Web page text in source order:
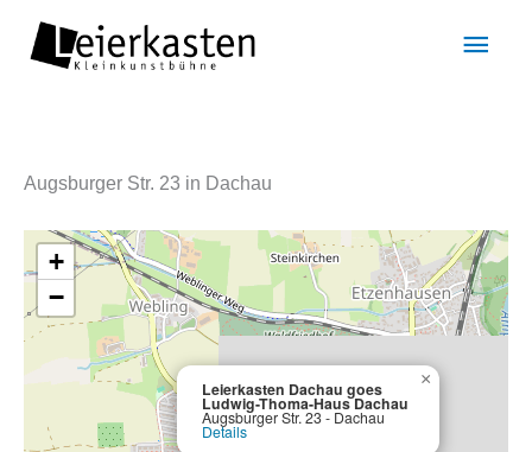
Inhalt
Augsburger Str. 23 in Dachau
Leierkasten Dachau goes
Ludwig-Thoma-Haus Dachau
Augsburger Str. 23 - Dachau
Details
×
+
−